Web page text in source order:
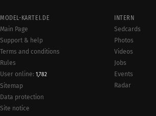
MODEL-KARTEI.DE
Main Page
Support & help
Terms and conditions
Rules
User online: 1,782
Sitemap
Data protection
Site notice
INTERN
Sedcards
Photos
Videos
Jobs
Events
Radar